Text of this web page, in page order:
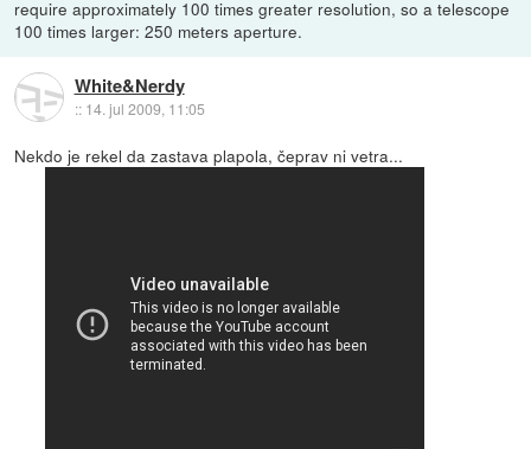
require approximately 100 times greater resolution, so a telescope
100 times larger: 250 meters aperture.
White&Nerdy
:: 14. jul 2009, 11:05
Nekdo je rekel da zastava plapola, čeprav ni vetra...